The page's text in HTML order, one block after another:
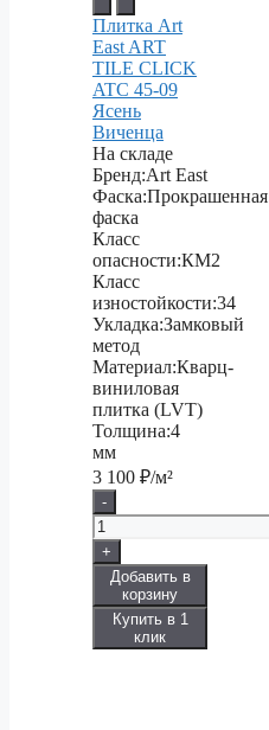
Плитка Art
East ART
TILE CLICK
ATC 45-09
Ясень
Виченца
На складе
Бренд:Art East
Фаска:Прокрашенная
фаска
Класс
опасности:КМ2
Класс
изностойкости:34
Укладка:Замковый
метод
Материал:Кварц-
виниловая
плитка (LVT)
Толщина:4
мм
3 100 ₽/м²
-
+
Добавить в
корзину
Купить в 1
клик